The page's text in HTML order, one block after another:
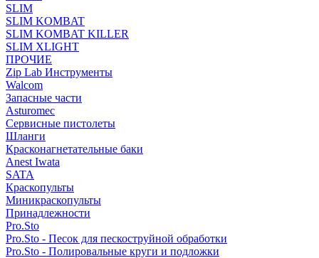
SLIM
SLIM KOMBAT
SLIM KOMBAT KILLER
SLIM XLIGHT
ПРОЧИЕ
Zip Lab Инструменты
Walсom
Запасные части
Asturomec
Сервисные пистолеты
Шланги
Красконагнетательные баки
Anest Iwata
SATA
Краскопульты
Миникраскопульты
Принадлежности
Pro.Sto
Pro.Sto - Песок для пескоструйной обработки
Pro.Sto - Полировальные круги и подложки